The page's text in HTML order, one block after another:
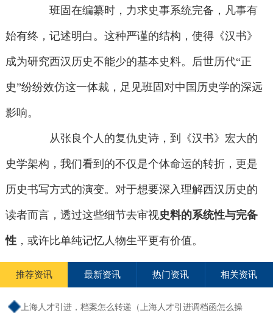
班固在编纂时，力求史事系统完备，凡事有
始有终，记述明白。这种严谨的结构，使得《汉书》
成为研究西汉历史不能少的基本史料。后世历代“正
史”纷纷效仿这一体裁，足见班固对中国历史学的深远
影响。
从张良个人的复仇史诗，到《汉书》宏大的
史学架构，我们看到的不仅是个体命运的转折，更是
历史书写方式的演变。对于想要深入理解西汉历史的
读者而言，透过这些细节去审视史料的系统性与完备
性，或许比单纯记忆人物生平更有价值。
推荐资讯 最新资讯 热门资讯 相关资讯
上海人才引进，档案怎么转递（上海人才引进调档函怎么操